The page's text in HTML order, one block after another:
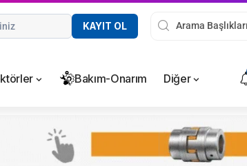
KAYIT OL
Bakım-Onarım Diğer